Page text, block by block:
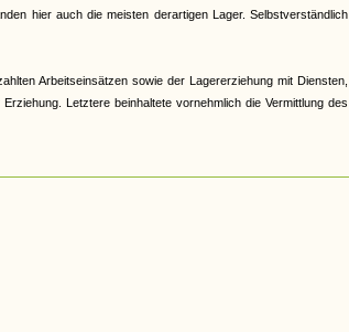
hier auch die meisten derartigen Lager. Selbstverständlich
Arbeitseinsätzen sowie der Lagererziehung mit Diensten,
Letztere beinhaltete vornehmlich die Vermittlung des